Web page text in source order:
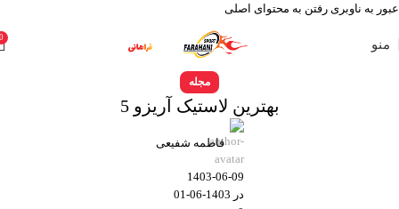
عبور به ناوبری رفتن به محتوای اصلی
منو
مجله
بهترین لاستیک آریزو 5
فاطمه شفیعی
1403-06-09
در 1403-06-01